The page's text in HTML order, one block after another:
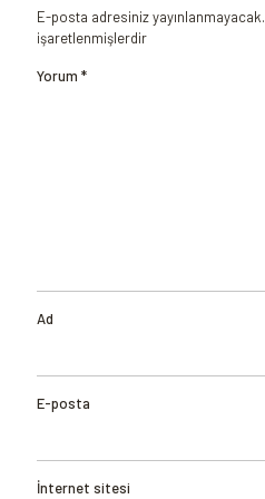
E-posta adresiniz yayınlanmayacak.
işaretlenmişlerdir
Yorum *
Ad
E-posta
İnternet sitesi